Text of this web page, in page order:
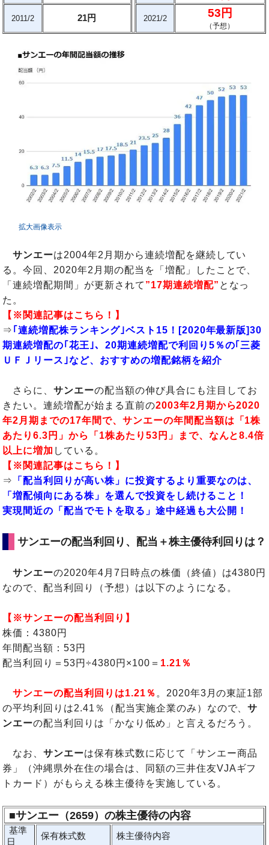
2011/2 21円 2021/2 53円
（予想）
拡大画像表示
サンエーは2004年2月期から連続増配を継続してい
る。今回、2020年2月期の配当を「増配」したことで、
「連続増配期間」が更新されて ”17期連続増配” となっ
た。
【※関連記事はこちら！】
⇒ ｢連続増配株ランキング｣ベスト15！[2020年最新版]30
期連続増配の｢花王｣、20期連続増配で利回り5％の｢三菱
ＵＦＪリース｣など、おすすめの増配銘柄を紹介
さらに、サンエーの配当額の伸び具合にも注目してお
きたい。連続増配が始まる直前の2003年2月期から2020
年2月期までの17年間で、サンエーの年間配当額は「1株
あたり6.3円」から「1株あたり53円」まで、なんと8.4倍
以上に増加 している。
【※関連記事はこちら！】
⇒
「配当利回りが高い株」に投資するより重要なのは、
「増配傾向にある株」を選んで投資をし続けること！
実現間近の「配当でモトを取る」途中経過も大公開！
サンエーの配当利回り、配当＋株主優待利回りは？
サンエーの2020年4月7日時点の株価（終値）は4380円
なので、配当利回り（予想）は以下のようになる。
【※サンエーの配当利回り】
株価：4380円
年間配当額：53円
配当利回り＝53円÷4380円×100＝ 1.21％
サンエーの配当利回りは1.21％ 。2020年3月の東証1部
の平均利回りは2.41％（配当実施企業のみ）なので、サ
ンエーの配当利回りは「かなり低め」と言えるだろう。
なお、サンエーは保有株式数に応じて「サンエー商品
券」（沖縄県外在住の場合は、同額の三井住友VJAギフ
トカード）がもらえる株主優待を実施している。
■サンエー（2659）の株主優待の内容
基準
日
保有株式数 株主優待内容